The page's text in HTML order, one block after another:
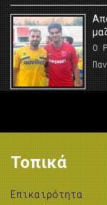
Ο
Τοπικά
Επικαιρότητα